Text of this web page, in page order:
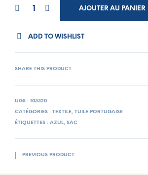
AJOUTER AU PANIER
ADD TO WISHLIST
SHARE THIS PRODUCT
UGS : 103320
CATÉGORIES : TEXTILE, TUILE PORTUGAISE
ÉTIQUETTES : AZUL, SAC
PREVIOUS PRODUCT